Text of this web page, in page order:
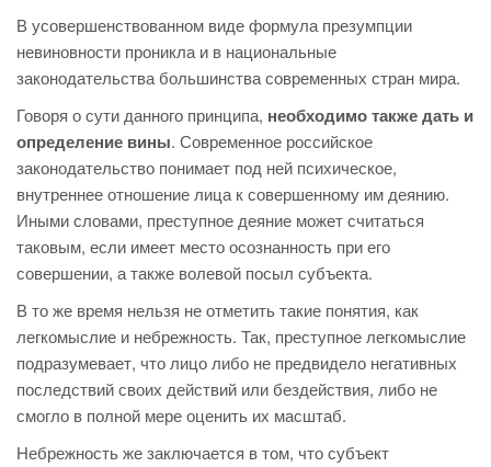
В усовершенствованном виде формула презумпции
невиновности проникла и в национальные
законодательства большинства современных стран мира.
Говоря о сути данного принципа, необходимо также дать и
определение вины. Современное российское
законодательство понимает под ней психическое,
внутреннее отношение лица к совершенному им деянию.
Иными словами, преступное деяние может считаться
таковым, если имеет место осознанность при его
совершении, а также волевой посыл субъекта.
В то же время нельзя не отметить такие понятия, как
легкомыслие и небрежность. Так, преступное легкомыслие
подразумевает, что лицо либо не предвидело негативных
последствий своих действий или бездействия, либо не
смогло в полной мере оценить их масштаб.
Небрежность же заключается в том, что субъект